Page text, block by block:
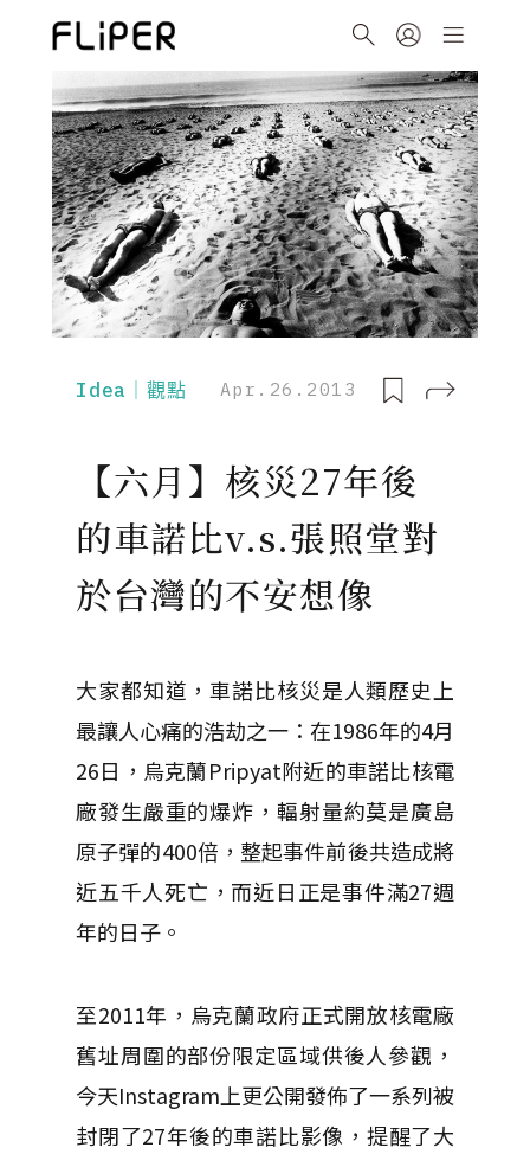
Idea｜觀點 Apr.26.2013
【六月】核災27年後
的車諾比v.s.張照堂對
於台灣的不安想像
大家都知道，車諾比核災是人類歷史上
最讓人心痛的浩劫之一：在1986年的4月
26日，烏克蘭Pripyat附近的車諾比核電
廠發生嚴重的爆炸，輻射量約莫是廣島
原子彈的400倍，整起事件前後共造成將
近五千人死亡，而近日正是事件滿27週
年的日子。
至2011年，烏克蘭政府正式開放核電廠
舊址周圍的部份限定區域供後人參觀，
今天Instagram上更公開發佈了一系列被
封閉了27年後的車諾比影像，提醒了大